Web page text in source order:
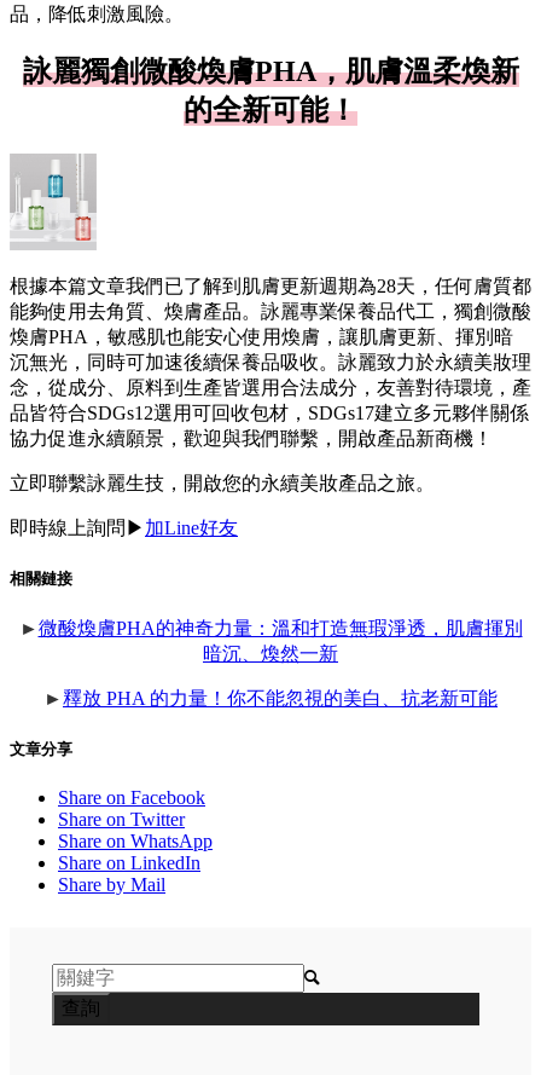
品，降低刺激風險。
詠麗獨創微酸煥膚PHA，肌膚溫柔煥新
的全新可能！
根據本篇文章我們已了解到肌膚更新週期為28天，任何膚質都
能夠使用去角質、煥膚產品。詠麗專業保養品代工，獨創微酸
煥膚PHA，敏感肌也能安心使用煥膚，讓肌膚更新、揮別暗
沉無光，同時可加速後續保養品吸收。詠麗致力於永續美妝理
念，從成分、原料到生產皆選用合法成分，友善對待環境，產
品皆符合SDGs12選用可回收包材，SDGs17建立多元夥伴關係
協力促進永續願景，歡迎與我們聯繫，開啟產品新商機！
立即聯繫詠麗生技，開啟您的永續美妝產品之旅。
即時線上詢問 ▶︎ 加Line好友
相關鏈接
►微酸煥膚PHA的神奇力量：溫和打造無瑕淨透，肌膚揮別
暗沉、煥然一新
►釋放 PHA 的力量！你不能忽視的美白、抗老新可能
文章分享
Share on Facebook
Share on Twitter
Share on WhatsApp
Share on LinkedIn
Share by Mail
